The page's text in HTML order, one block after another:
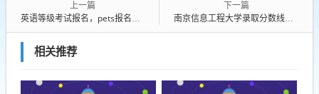
上一篇
英语等级考试报名，pets报名条件和费用
下一篇
南京信息工程大学录取分数线（南京信息工程大学录取分数线2022中外合作）
相关推荐